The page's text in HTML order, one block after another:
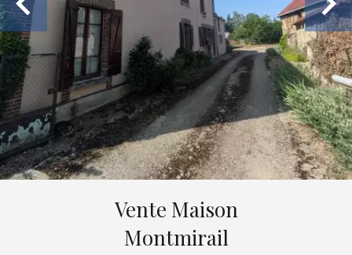
Vente Maison
Montmirail